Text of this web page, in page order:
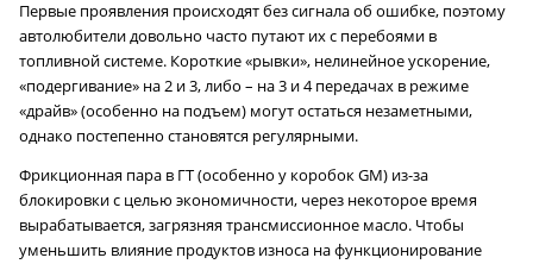
Первые проявления происходят без сигнала об ошибке, поэтому
автолюбители довольно часто путают их с перебоями в
топливной системе. Короткие «рывки», нелинейное ускорение,
«подергивание» на 2 и 3, либо – на 3 и 4 передачах в режиме
«драйв» (особенно на подъем) могут остаться незаметными,
однако постепенно становятся регулярными.
Фрикционная пара в ГТ (особенно у коробок GM) из-за
блокировки с целью экономичности, через некоторое время
вырабатывается, загрязняя трансмиссионное масло. Чтобы
уменьшить влияние продуктов износа на функционирование